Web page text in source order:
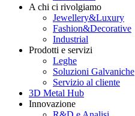
A chi ci rivolgiamo
Jewellery&Luxury
Fashion&Decorative
Industrial
Prodotti e servizi
Leghe
Soluzioni Galvaniche
Servizio al cliente
3D Metal Hub
Innovazione